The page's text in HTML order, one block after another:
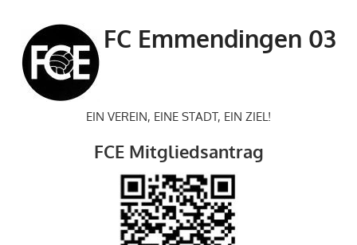
springen
FC Emmendingen 03
EIN VEREIN, EINE STADT, EIN ZIEL!
FCE Mitgliedsantrag